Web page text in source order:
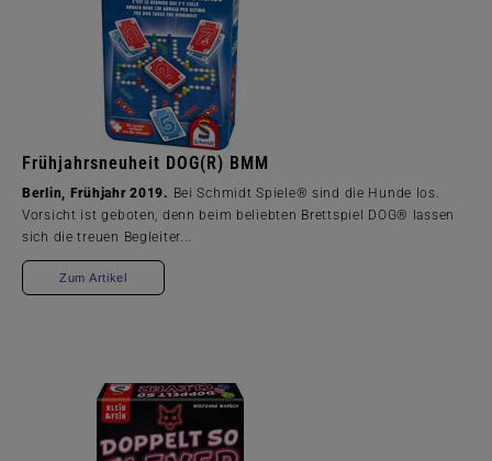
Frühjahrsneuheit DOG(R) BMM
Berlin, Frühjahr 2019. Bei Schmidt Spiele® sind die Hunde los.
Vorsicht ist geboten, denn beim beliebten Brettspiel DOG® lassen
sich die treuen Begleiter...
Zum Artikel